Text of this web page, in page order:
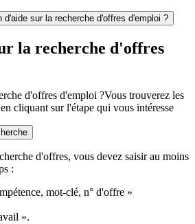
d'aide sur la recherche d'offres d'emploi ?
la recherche d'offres
d'offres d'emploi ?Vous trouverez les
cliquant sur l'étape qui vous intéresse
d'offres, vous devez saisir au moins
:
mot-clé, n° d'offre »
».